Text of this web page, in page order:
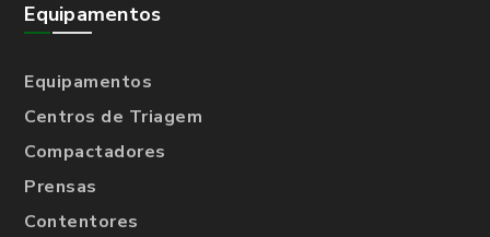
Equipamentos
Equipamentos
Centros de Triagem
Compactadores
Prensas
Contentores